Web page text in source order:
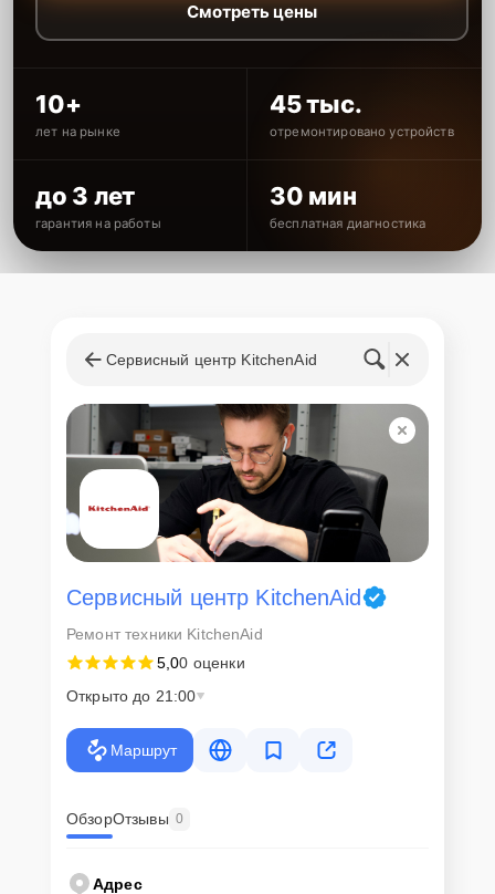
Смотреть цены
10+
лет на рынке
45 тыс.
отремонтировано устройств
до 3 лет
гарантия на работы
30 мин
бесплатная диагностика
Сервисный центр KitchenAid
Сервисный центр KitchenAid
Ремонт техники KitchenAid
5,00 оценки
Открыто до 21:00
Маршрут
ОбзорОтзывы 0
Адрес